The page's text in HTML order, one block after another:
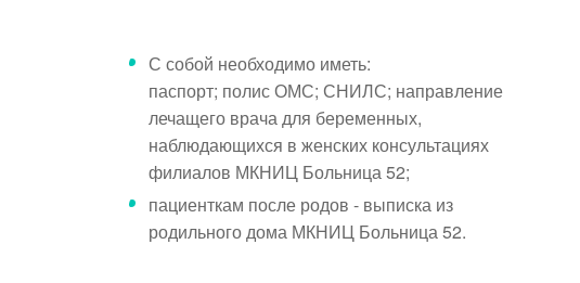
С собой необходимо иметь:
паспорт; полис ОМС; СНИЛС; направление
лечащего врача для беременных,
наблюдающихся в женских консультациях
филиалов МКНИЦ Больница 52;
пациенткам после родов - выписка из
родильного дома МКНИЦ Больница 52.